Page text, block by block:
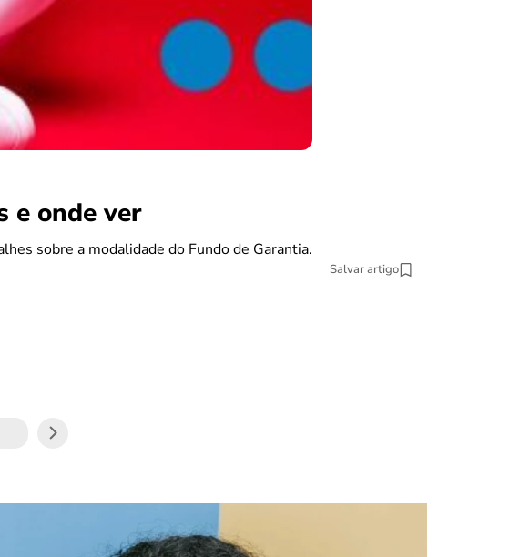
e onde ver
sobre a modalidade do Fundo de Garantia.
Salvar artigo